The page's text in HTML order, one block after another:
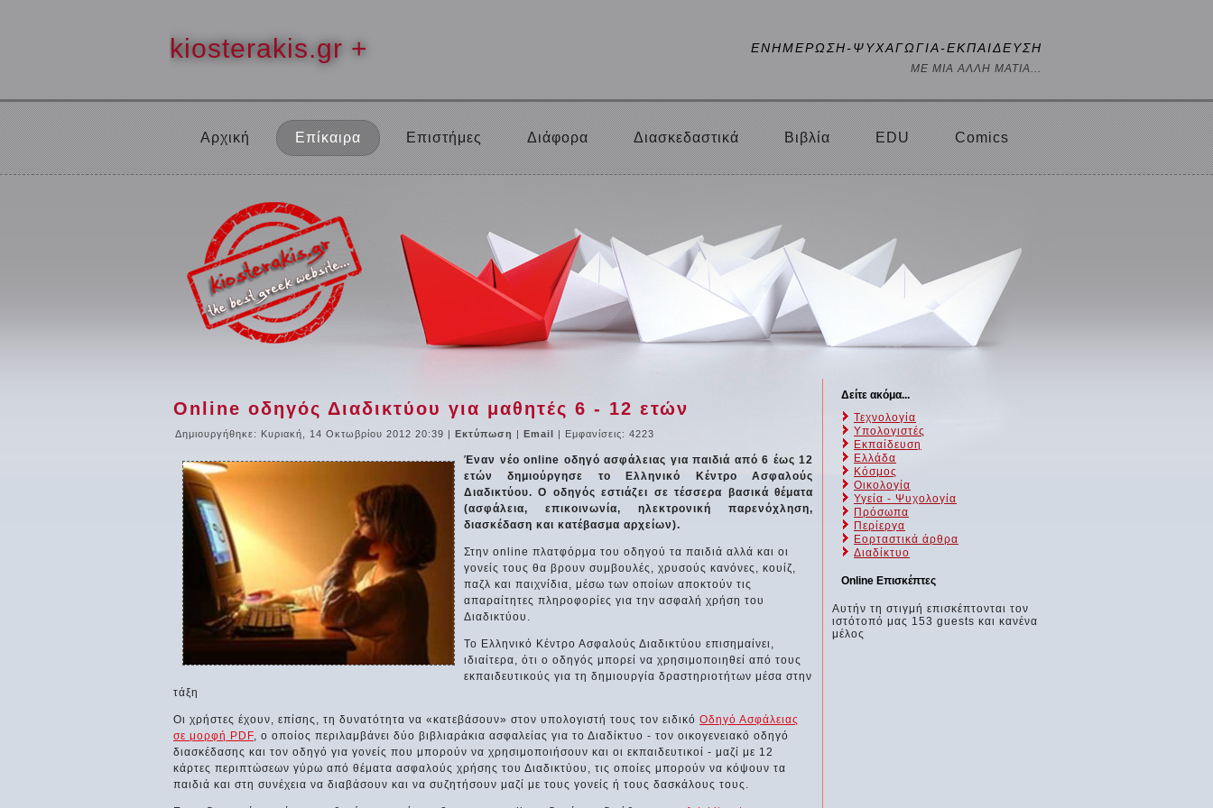
kiosterakis.gr + ΕΝΗΜΕΡΩΣΗ-ΨΥΧΑΓΩΓΙΑ-ΕΚΠΑΙΔΕΥΣΗ
ΜΕ ΜΙΑ ΑΛΛΗ ΜΑΤΙΑ...
Αρχική Επίκαιρα Επιστήμες Διάφορα Διασκεδαστικά Βιβλία EDU Comics
Online οδηγός Διαδικτύου για μαθητές 6 - 12 ετών
Δημιουργήθηκε: Κυριακή, 14 Οκτωβρίου 2012 20:39 | Εκτύπωση | Email | Εμφανίσεις: 4223
Έναν νέο online οδηγό ασφάλειας για παιδιά από 6 έως 12
ετών δημιούργησε το Ελληνικό Κέντρο Ασφαλούς
Διαδικτύου. Ο οδηγός εστιάζει σε τέσσερα βασικά θέματα
(ασφάλεια, επικοινωνία, ηλεκτρονική παρενόχληση,
διασκέδαση και κατέβασμα αρχείων).
Στην online πλατφόρμα του οδηγού τα παιδιά αλλά και οι
γονείς τους θα βρουν συμβουλές, χρυσούς κανόνες, κουίζ,
παζλ και παιχνίδια, μέσω των οποίων αποκτούν τις
απαραίτητες πληροφορίες για την ασφαλή χρήση του
Διαδικτύου.
Το Ελληνικό Κέντρο Ασφαλούς Διαδικτύου επισημαίνει,
ιδιαίτερα, ότι ο οδηγός μπορεί να χρησιμοποιηθεί από τους
εκπαιδευτικούς για τη δημιουργία δραστηριοτήτων μέσα στην
τάξη
Οι χρήστες έχουν, επίσης, τη δυνατότητα να «κατεβάσουν» στον υπολογιστή τους τον ειδικό Οδηγό Ασφάλειας
σε μορφή PDF, ο οποίος περιλαμβάνει δύο βιβλιαράκια ασφαλείας για το Διαδίκτυο - τον οικογενειακό οδηγό
διασκέδασης και τον οδηγό για γονείς που μπορούν να χρησιμοποιήσουν και οι εκπαιδευτικοί - μαζί με 12
κάρτες περιπτώσεων γύρω από θέματα ασφαλούς χρήσης του Διαδικτύου, τις οποίες μπορούν να κόψουν τα
παιδιά και στη συνέχεια να διαβάσουν και να συζητήσουν μαζί με τους γονείς ή τους δασκάλους τους.
Δείτε ακόμα...
Τεχνολογία
Υπολογιστές
Εκπαίδευση
Ελλάδα
Κόσμος
Οικολογία
Υγεία - Ψυχολογία
Πρόσωπα
Περίεργα
Εορταστικά άρθρα
Διαδίκτυο
Online Επισκέπτες
Αυτήν τη στιγμή επισκέπτονται τον
ιστότοπό μας 153 guests και κανένα
μέλος